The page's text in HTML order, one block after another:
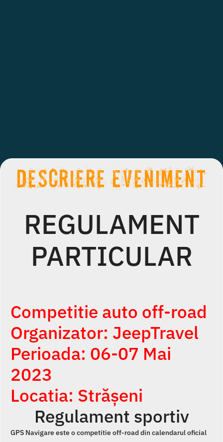
Descriere Eveniment
REGULAMENT
PARTICULAR
Competitie auto off-road
Organizator: JeepTravel
Perioada: 06-07 Mai
2023
Locatia: Strășeni
Regulament sportiv
GPS Navigare este o competitie off-road din calendarul oficial